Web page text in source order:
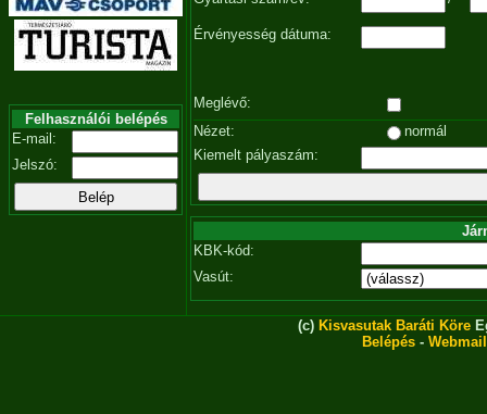
Felhasználói belépés
E-mail:
Jelszó:
Érvényesség dátuma:
Meglévő:
Nézet:
normál
Kiemelt pályaszám:
KBK-kód:
Vasút:
(c) Kisvasutak Baráti Köre
Belépés - Webmail